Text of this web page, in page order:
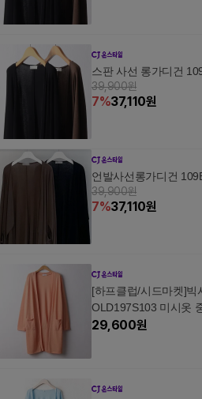
스판 사선 롱가디건
39,900원
7%37,110원
언발사선롱가디건
39,900원
7%37,110원
[하프클럽/시드마켓]빅
OLD197S103 미시옷
29,600원